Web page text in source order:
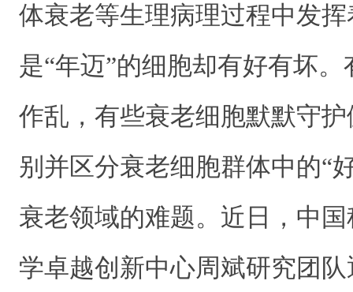
体衰老等生理病理过程中发
是“年迈”的细胞却有好有坏
作乱，有些衰老细胞默默守
别并区分衰老细胞群体中的“
衰老领域的难题。近日，中
学卓越创新中心周斌研究团